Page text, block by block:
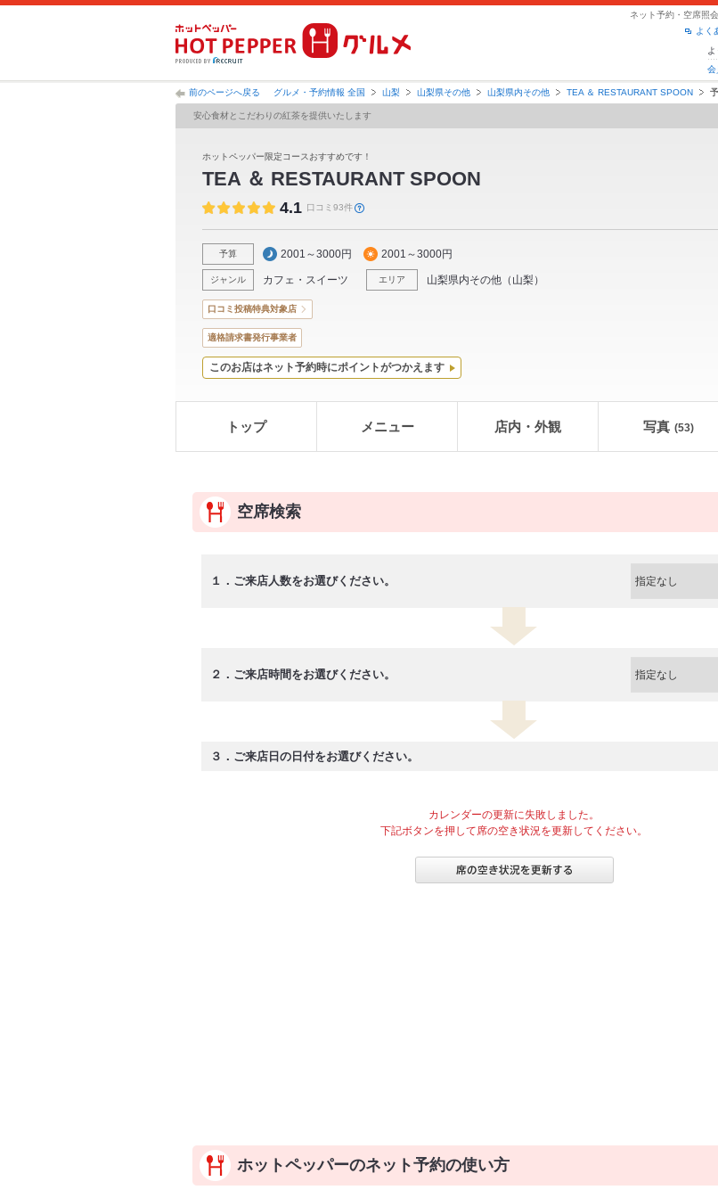
ネット予約・空席照
よく
よ
会
前のページへ戻る グルメ・予約情報 全国 山梨 山梨県その他 山梨県内その他 TEA ＆ RESTAURANT SPOON
安心食材とこだわりの紅茶を提供いたします
ホットペッパー限定コースおすすめです！
TEA ＆ RESTAURANT SPOON
4.1 口コミ93件
予算 2001～3000円 2001～3000円
ジャンル カフェ・スイーツ エリア 山梨県内その他 （ 山梨）
口コミ投稿特典対象店
適格請求書発行事業者
このお店はネット予約時にポイントがつかえます
トップ メニュー 店内・外観 写真 (53)
空席検索
１．ご来店人数をお選びください。
２．ご来店時間をお選びください。
３．ご来店日の日付をお選びください。
カレンダーの更新に失敗しました。
下記ボタンを押して席の空き状況を更新してください。
ホットペッパーのネット予約の使い方